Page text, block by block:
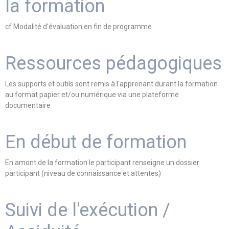
la formation
cf Modalité d'évaluation en fin de programme
Ressources pédagogiques
Les supports et outils sont remis à l'apprenant durant la formation
au format papier et/ou numérique via une plateforme
documentaire
En début de formation
En amont de la formation le participant renseigne un dossier
participant (niveau de connaissance et attentes)
Suivi de l'exécution /